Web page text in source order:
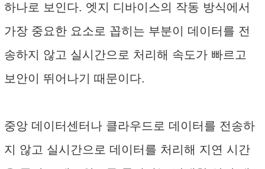
하나로 보인다. 엣지 디바이스의 작동 방식에서
가장 중요한 요소로 꼽히는 부분이 데이터를 전
송하지 않고 실시간으로 처리해 속도가 빠르고
보안이 뛰어나기 때문이다.
중앙 데이터센터나 클라우드로 데이터를 전송하
지 않고 실시간으로 데이터를 처리해 지연 시간